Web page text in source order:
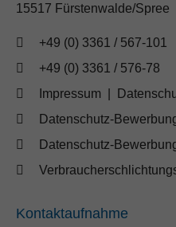
15517 Fürstenwalde/Spree
+49 (0) 3361 / 567-101
+49 (0) 3361 / 576-78
Impressum|
Datenschutz-
Datenschutz-
Kontaktaufnahme